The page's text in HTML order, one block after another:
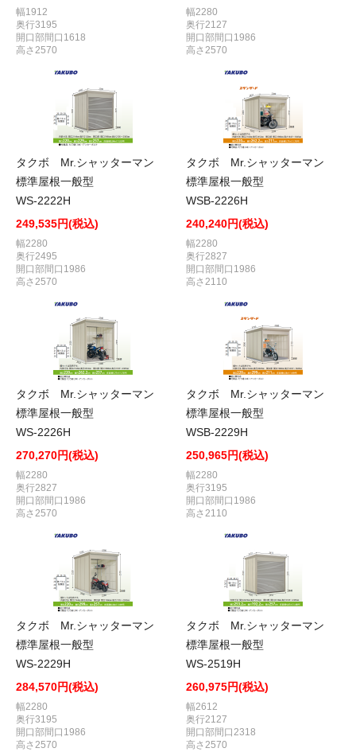
幅1912
奥行3195
開口部間口1618
高さ2570
幅2280
奥行2127
開口部間口1986
高さ2570
タクボ Mr.シャッターマン
標準屋根一般型
WS-2222H
249,535円(税込)
幅2280
奥行2495
開口部間口1986
高さ2570
タクボ Mr.シャッターマン
標準屋根一般型
WSB-2226H
240,240円(税込)
幅2280
奥行2827
開口部間口1986
高さ2110
タクボ Mr.シャッターマン
標準屋根一般型
WS-2226H
270,270円(税込)
幅2280
奥行2827
開口部間口1986
高さ2570
タクボ Mr.シャッターマン
標準屋根一般型
WSB-2229H
250,965円(税込)
幅2280
奥行3195
開口部間口1986
高さ2110
タクボ Mr.シャッターマン
標準屋根一般型
WS-2229H
284,570円(税込)
幅2280
奥行3195
開口部間口1986
高さ2570
タクボ Mr.シャッターマン
標準屋根一般型
WS-2519H
260,975円(税込)
幅2612
奥行2127
開口部間口2318
高さ2570